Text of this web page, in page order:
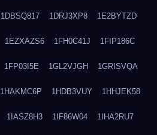
1DBSQ817 1DRJ3XP8 1E2BYTZD
1EZXAZS6 1FH0C41J 1FIP186C
1FP03I5E 1GL2VJGH 1GRISVQA
1HAKMC6P 1HDB3VUY 1HHJEK58
1IASZ8H3 1IF86W04 1IHA2RU7